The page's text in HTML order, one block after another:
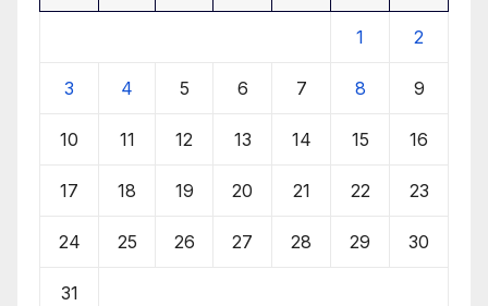
1 2
3 4 5 6 7 8 9
10 11 12 13 14 15 16
17 18 19 20 21 22 23
24 25 26 27 28 29 30
31